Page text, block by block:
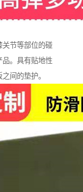
关节等部位的碰
品。具有贴地性
间的垫护。